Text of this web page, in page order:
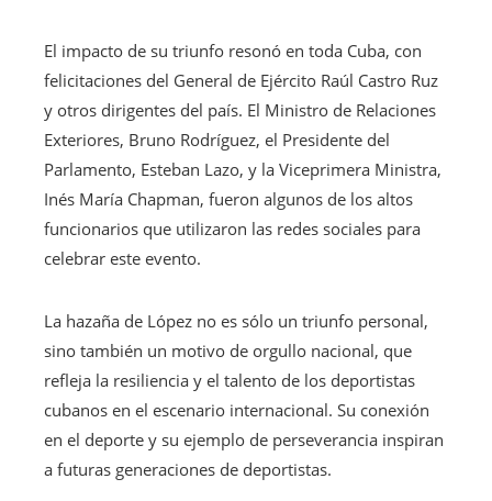
El impacto de su triunfo resonó en toda Cuba, con
felicitaciones del General de Ejército Raúl Castro Ruz
y otros dirigentes del país. El Ministro de Relaciones
Exteriores, Bruno Rodríguez, el Presidente del
Parlamento, Esteban Lazo, y la Viceprimera Ministra,
Inés María Chapman, fueron algunos de los altos
funcionarios que utilizaron las redes sociales para
celebrar este evento.
La hazaña de López no es sólo un triunfo personal,
sino también un motivo de orgullo nacional, que
refleja la resiliencia y el talento de los deportistas
cubanos en el escenario internacional. Su conexión
en el deporte y su ejemplo de perseverancia inspiran
a futuras generaciones de deportistas.